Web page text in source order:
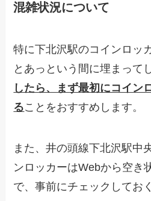
混雑状況について
特に下北沢駅のコインロッ
とあっという間に埋まって
したら、まず最初にコイン
ることをおすすめします。
また、井の頭線下北沢駅中
ンロッカーはWebから空き
で、事前にチェックしてお